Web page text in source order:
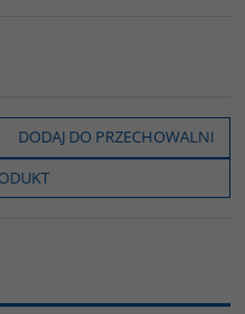
DODAJ DO PRZECHOWALNI